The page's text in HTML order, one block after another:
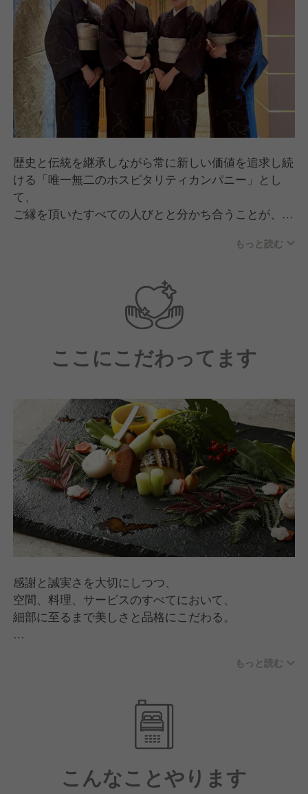
歴史と伝統を継承しながら常に新しい価値を追求し続
ける「唯一無二のホスピタリティカンパニー」とし
て、
ご縁を頂いたすべての人びとと分かち合うことが、働
共にパレスホテルブランドを創っていきましょう。
もっと読む
ここにこだわってます
感謝と誠実さを大切にしつつ、
空間、料理、サービスのすべてにおいて、
細部に至るまで美しさと品格にこだわる。
日常を幸せなをかけがえのない記憶として、胸に深く
もっと読む
こんなことやります